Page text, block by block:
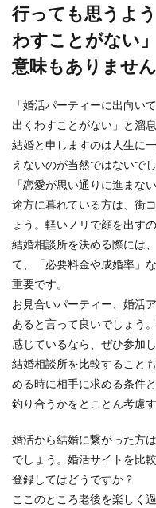
行っても思うよ
わすことがない
意味もありません
「婚活パーティーに出向い
出くわすことがない」と溜
結婚と申しますのは人生に
えないのが当然ではないで
「恋愛が思い通りに進まな
途方に暮れている方は、街
ょう。軽いノリで顔を出す
結婚相談所を決める際には
て、「必要料金や成婚率」
重要です。
お見合いパーティー、婚活
あると言って良いでしょう
感じているなら、ぜひ参加
結婚相談所を比較すること
める時に相手に求める条件
釣り合うかをとことん考慮
婚活から結婚に繋がった方
でしょう。婚活サイトを比
登録してはどうですか？
ここのところ老後を楽しく